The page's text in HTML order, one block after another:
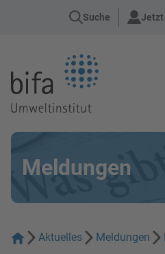
Suche Jetzt
Meldungen
Aktuelles Meldungen